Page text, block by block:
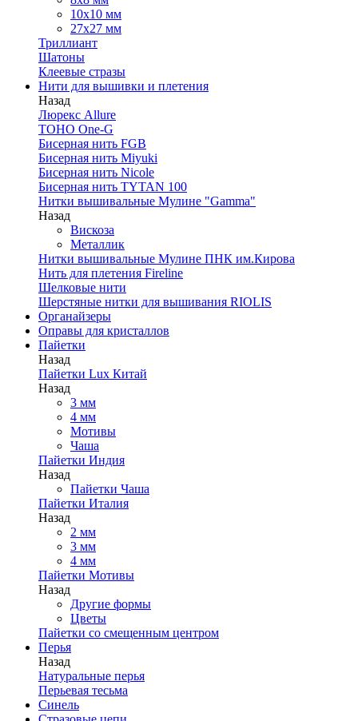
10х10 мм
27х27 мм
Триллиант
Шатоны
Клеевые стразы
Нити для вышивки и плетения
Назад
Люрекс Аllure
TOHO One-G
Бисерная нить FGB
Бисерная нить Miyuki
Бисерная нить Nicole
Бисерная нить TYTAN 100
Нитки вышивальные Мулине "Gamma"
Назад
Вискоза
Металлик
Нитки вышивальные Мулине ПНК им.Кирова
Нить для плетения Fireline
Шелковые нити
Шерстяные нитки для вышивания RIOLIS
Органайзеры
Оправы для кристаллов
Пайетки
Назад
Пайетки Lux Китай
Назад
3 мм
4 мм
Мотивы
Чаша
Пайетки Индия
Назад
Пайетки Чаша
Пайетки Италия
Назад
2 мм
3 мм
4 мм
Пайетки Мотивы
Назад
Другие формы
Цветы
Пайетки со смещенным центром
Перья
Назад
Натуральные перья
Перьевая тесьма
Синель